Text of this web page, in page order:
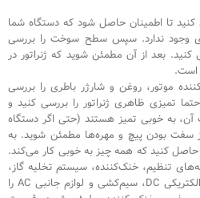
کنید تا اطمینان حاصل شود که دستگاه شما
وجود ندارد. سپس سطح سوخت را بررسی
بعد از آن مطمئن شوید که ژنراتور در
است.
موتور، روغن و شارژر باطری را بررسی
تمیزی ظاهری ژنراتور را بررسی کنید و
آن، به خوبی تمیز هستند (حتی اگر دستگاه
سفت بودن پیچ و مهره‌ها مطمئن شوید. به
حاصل کنید که همه چیز به خوبی کار می‌کند.
تنظیم، خنک‌کننده، سیستم تخلیه گاز،
لوله و اتصالات ورود هوا، سیستم الکتریکی DC، سیم‌کشی و لوازم جانبی AC را